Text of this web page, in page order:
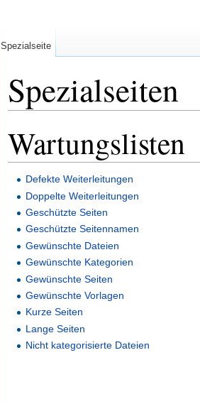
Spezialseiten
Wartungslisten
Defekte Weiterleitungen
Doppelte Weiterleitungen
Geschützte Seiten
Geschützte Seitennamen
Gewünschte Dateien
Gewünschte Kategorien
Gewünschte Seiten
Gewünschte Vorlagen
Kurze Seiten
Lange Seiten
Nicht kategorisierte Dateien
Spezialseite